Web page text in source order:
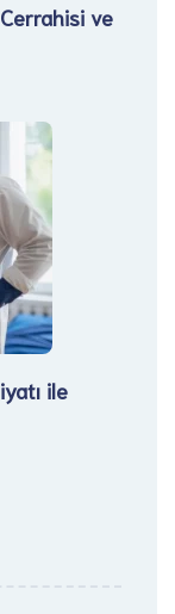
ve
ile